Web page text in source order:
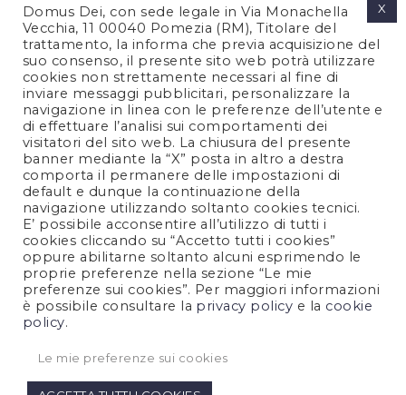
PRIVACY POLICY
COOKIES POLICY
NOTE LEGALI
CONTATTACI
FOLLOW US
Copyright © 2021 All Rights Reserved.
Domus Dei, con sede legale in Via Monachella
Vecchia, 11 00040 Pomezia (RM), Titolare del
trattamento, la informa che previa acquisizione del
suo consenso, il presente sito web potrà utilizzare
cookies non strettamente necessari al fine di
inviare messaggi pubblicitari, personalizzare la
navigazione in linea con le preferenze dell’utente e
di effettuare l’analisi sui comportamenti dei
visitatori del sito web. La chiusura del presente
banner mediante la “X” posta in altro a destra
comporta il permanere delle impostazioni di
default e dunque la continuazione della
navigazione utilizzando soltanto cookies tecnici.
E’ possibile acconsentire all’utilizzo di tutti i
cookies cliccando su “Accetto tutti i cookies”
oppure abilitarne soltanto alcuni esprimendo le
proprie preferenze nella sezione “Le mie
preferenze sui cookies”. Per maggiori informazioni
è possibile consultare la privacy policy e la cookie
policy.
Le mie preferenze sui cookies
X